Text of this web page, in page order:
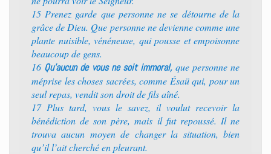
15 Prenez garde que personne ne se détourne de la
grâce de Dieu. Que personne ne devienne comme une
plante nuisible, vénéneuse, qui pousse et empoisonne
beaucoup de gens.
16 Qu’aucun de vous ne soit immoral,que personne ne
méprise les choses sacrées, comme Ésaü qui, pour un
seul repas, vendit son droit de fils aîné.
17 Plus tard, vous le savez, il voulut recevoir la
bénédiction de son père, mais il fut repoussé. Il ne
trouva aucun moyen de changer la situation, bien
qu’il l’ait cherché en pleurant.